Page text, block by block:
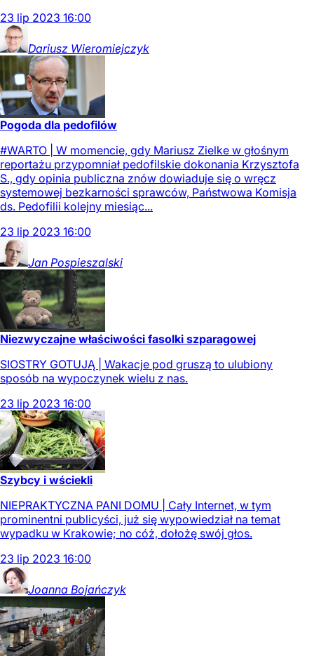
23 lip 2023 16:00
Dariusz Wieromiejczyk
Pogoda dla pedofilów
#WARTO | W momencie, gdy Mariusz Zielke w głośnym
reportażu przypomniał pedofilskie dokonania Krzysztofa
S., gdy opinia publiczna znów dowiaduje się o wręcz
systemowej bezkarności sprawców, Państwowa Komisja
ds. Pedofilii kolejny miesiąc...
23 lip 2023 16:00
Jan Pospieszalski
Niezwyczajne właściwości fasolki szparagowej
SIOSTRY GOTUJĄ | Wakacje pod gruszą to ulubiony
sposób na wypoczynek wielu z nas.
23 lip 2023 16:00
Szybcy i wściekli
NIEPRAKTYCZNA PANI DOMU | Cały Internet, w tym
prominentni publicyści, już się wypowiedział na temat
wypadku w Krakowie; no cóż, dołożę swój głos.
23 lip 2023 16:00
Joanna Bojańczyk